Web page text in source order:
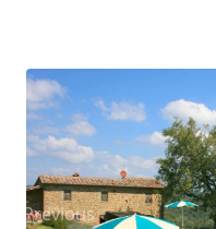
Previous